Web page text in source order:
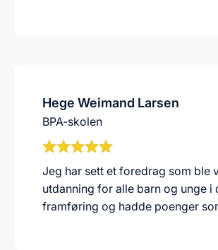
Hege Weimand Larsen
BPA-skolen
Jeg har sett et foredrag som ble
utdanning for alle barn og unge
framføring og hadde poenger